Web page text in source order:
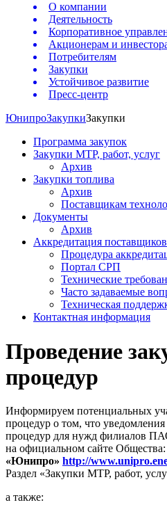
О компании
Деятельность
Корпоративное
Акционерам и
Потребителям
Закупки
Устойчивое развитие
Пресс-центр
ЮнипроЗакупкиЗакупки
Программа закупок
Закупки МТР, работ, услуг
Архив
Закупки топлива
Архив
Поставщикам
Документы
Архив
Аккредитация поставщиков
Процедура
Портал СРП
Технические
Часто задаваемые
Техническая
Контактная информация
Проведение
процедур
Информируем потенциальных
процедур о том, что
процедур для нужд филиалов
на официальном сайте Общества:
«Юнипро» http://
Раздел «Закупки МТР, работ,
а также: